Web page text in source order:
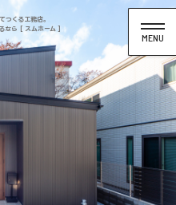
つくる工務店。
なら [ スムホーム ]